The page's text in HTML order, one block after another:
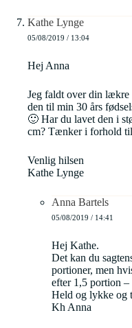
Kathe Lynge
05/08/2019 / 13:04
Hej Anna
Jeg faldt over din
den til min 30 års
🙂 Har du lavet den i
cm? Tænker i forhold
Venlig hilsen
Kathe Lynge
Anna Bartels
05/08/2019 / 14:41
Hej Kathe.
Det kan du
portioner, men
efter 1,5 portion
Held og lykke og
Kh Anna